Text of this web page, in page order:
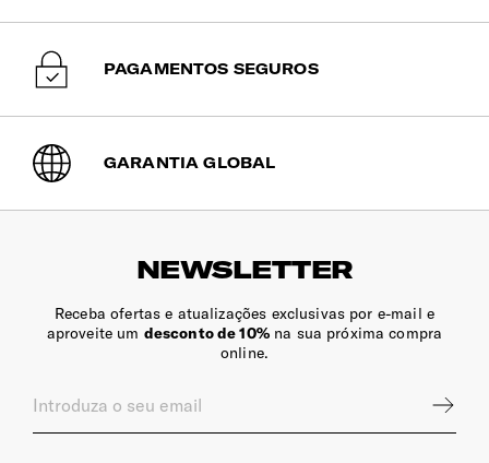
PAGAMENTOS SEGUROS
GARANTIA GLOBAL
NEWSLETTER
Receba ofertas e atualizações exclusivas por e-mail e
aproveite um desconto de 10%na sua próxima compra
online.